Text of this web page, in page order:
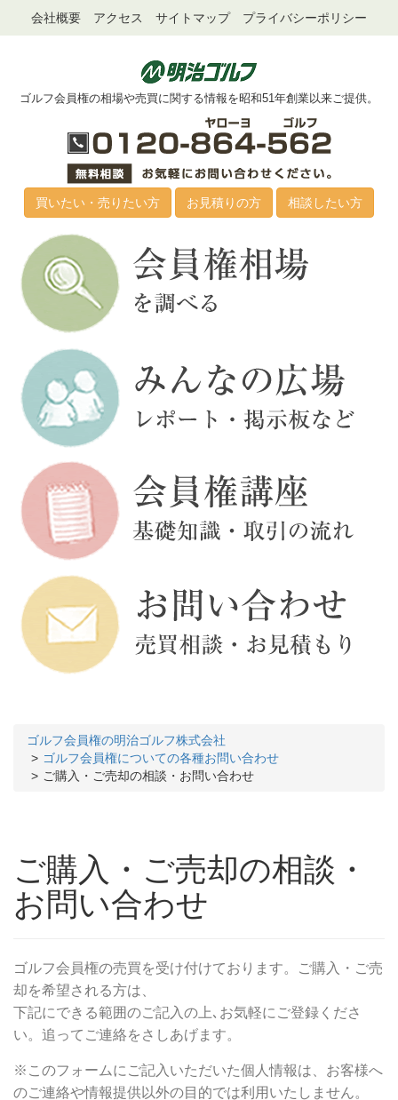
会社概要 アクセス サイトマップ プライバシーポリシー
ゴルフ会員権の相場や売買に関する情報を昭和51年創業以来ご提供。
買いたい・売りたい方 お見積りの方 相談したい方
ゴルフ会員権の明治ゴルフ株式会社
ゴルフ会員権についての各種お問い合わせ
ご購入・ご売却の相談・お問い合わせ
ご購入・ご売却の相談・
お問い合わせ
ゴルフ会員権の売買を受け付けております。ご購入・ご売
却を希望される方は、
下記にできる範囲のご記入の上､お気軽にご登録くださ
い。追ってご連絡をさしあげます。
※このフォームにご記入いただいた個人情報は、お客様へ
のご連絡や情報提供以外の目的では利用いたしません。